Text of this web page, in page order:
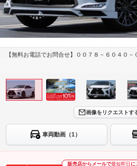
【無料お電話でお問合せ】００７８－６０４０－
画像をリクエストす
車両動画（1）
販売店からメールで最短即日 に